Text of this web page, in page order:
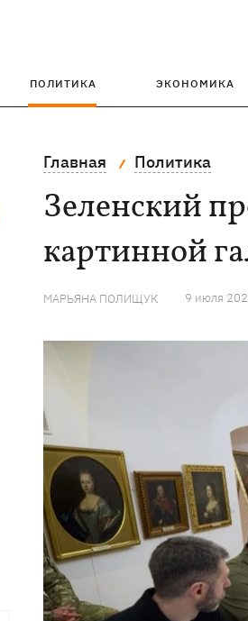
ПОЛИТИКА ЭКОНОМИКА
Главная Политика
Зеленский
картинной
МАРЬЯНА ПОЛИЩУК 9 июля